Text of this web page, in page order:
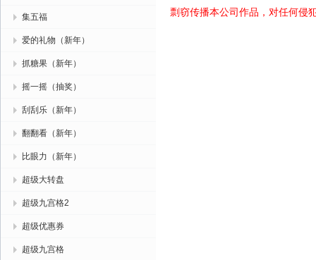
集五福
爱的礼物（新年）
抓糖果（新年）
摇一摇（抽奖）
刮刮乐（新年）
翻翻看（新年）
比眼力（新年）
超级大转盘
超级九宫格2
超级优惠券
超级九宫格
剽窃传播本公司作品，对任何侵